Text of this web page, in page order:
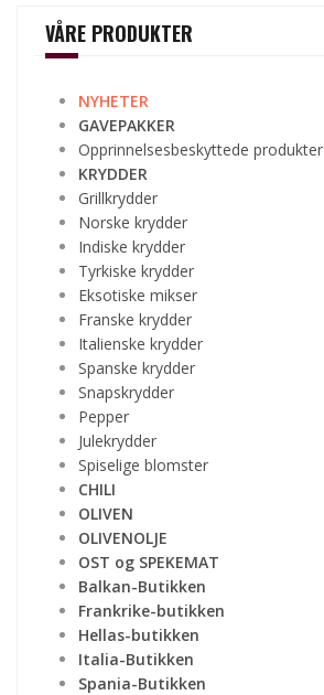
VÅRE PRODUKTER
NYHETER
GAVEPAKKER
Opprinnelsesbeskyttede produkter
KRYDDER
Grillkrydder
Norske krydder
Indiske krydder
Tyrkiske krydder
Eksotiske mikser
Franske krydder
Italienske krydder
Spanske krydder
Snapskrydder
Pepper
Julekrydder
Spiselige blomster
CHILI
OLIVEN
OLIVENOLJE
OST og SPEKEMAT
Balkan-Butikken
Frankrike-butikken
Hellas-butikken
Italia-Butikken
Spania-Butikken